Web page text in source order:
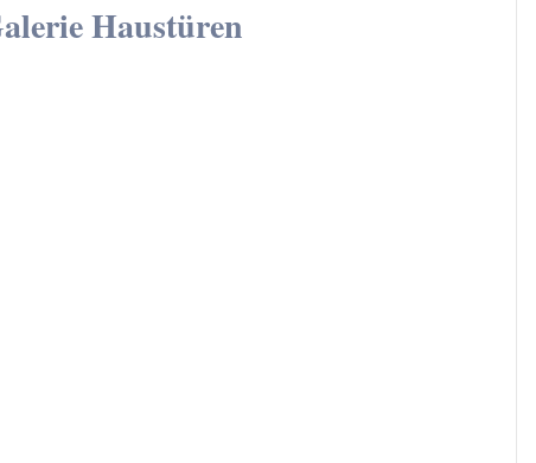
Haustüren